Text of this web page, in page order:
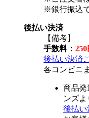
※銀行振込
後払い決済
【備考】
手数料： 250
後払い決済
各コンビニ
商品発
ンズ
後払い